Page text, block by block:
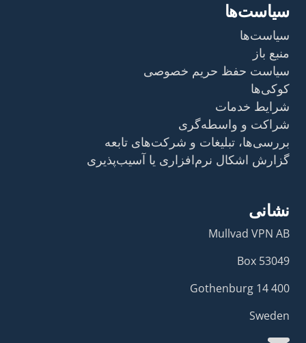
سیاست‌ها
سیاست‌ها
منبع باز
سیاست حفظ حریم خصوصی
کوکی‌ها
شرایط خدمات
شراکت و واسطه‌گری
بررسی‌ها، تبلیغات و شرکت‌های تابعه
گزارش اشکال نرم‌افزاری یا آسیب‌پذیری
نشانی
Mullvad VPN AB
Box 53049
400 14 Gothenburg
Sweden